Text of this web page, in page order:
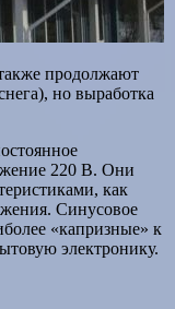
продолжают
но выработка
220 В. Они
как
Синусовое
«капризные» к
электронику.